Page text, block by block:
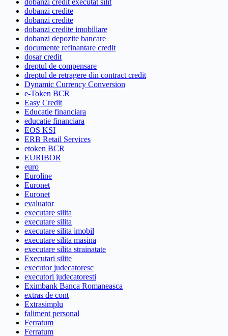
dobanzi credit executat silit
dobanzi credite
dobanzi credite
dobanzi credite imobiliare
dobanzi depozite bancare
documente refinantare credit
dosar credit
dreptul de compensare
dreptul de retragere din contract credit
Dynamic Currency Conversion
e-Token BCR
Easy Credit
Educatie financiara
educatie financiara
EOS KSI
ERB Retail Services
etoken BCR
EURIBOR
euro
Euroline
Euronet
Euronet
evaluator
executare silita
executare silita
executare silita imobil
executare silita masina
executare silita strainatate
Executari silite
executor judecatoresc
executori judecatoresti
Eximbank Banca Romaneasca
extras de cont
Extrasimplu
faliment personal
Ferratum
Ferratum